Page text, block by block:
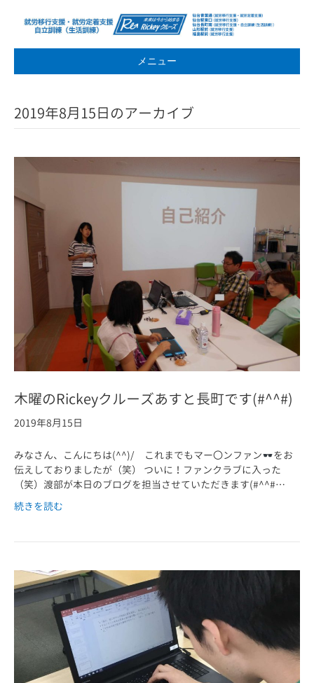
メニュー
2019年8月15日のアーカイブ
木曜のRickeyクルーズあすと長町です(#^^#)
2019年8月15日
みなさん、こんにちは(^^)/ これまでもマー〇ンファン
をお
伝えしておりましたが（笑） ついに！ファンクラブに入った
（笑）渡部が本日のブログを担当させていただきます(#^^#…
続きを読む